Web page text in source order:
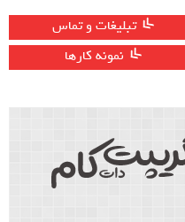
تبلیغات و تماس
نمونه کارها